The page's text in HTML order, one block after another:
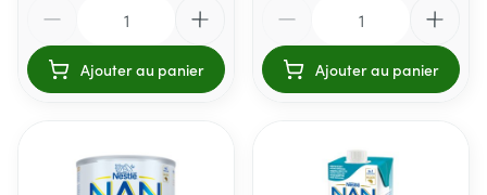
Ajouter au panier Ajouter au panier